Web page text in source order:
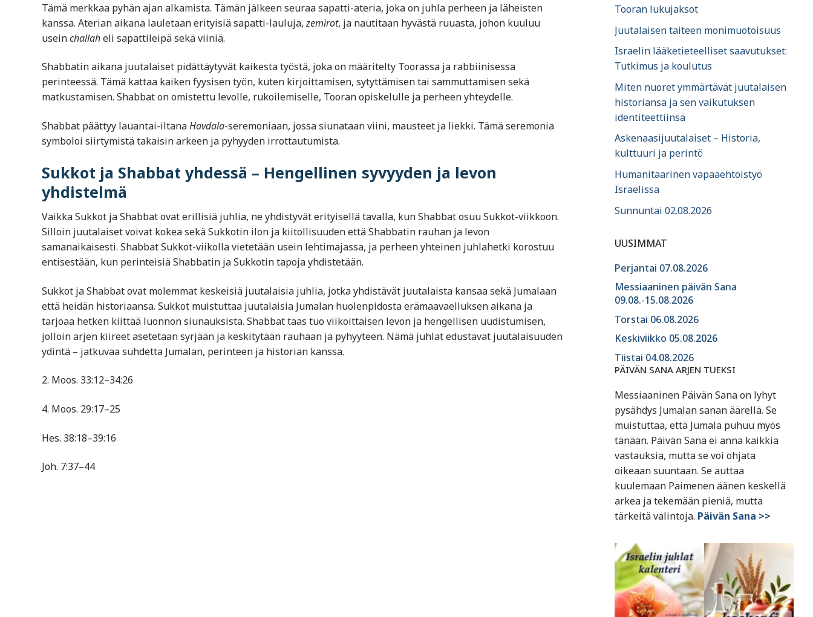
Tämä merkkaa pyhän ajan alkamista. Tämän jälkeen seuraa sapatti-ateria, joka on juhla perheen ja läheisten
kanssa. Aterian aikana lauletaan erityisiä sapatti-lauluja,zemirot, ja nautitaan hyvästä ruuasta, johon kuuluu
useinchallaheli sapattileipä sekä viiniä.
Shabbatin aikana juutalaiset pidättäytyvät kaikesta työstä, joka on määritelty Toorassa ja rabbiinisessa
perinteessä. Tämä kattaa kaiken fyysisen työn, kuten kirjoittamisen, sytyttämisen tai sammuttamisen sekä
matkustamisen. Shabbat on omistettu levolle, rukoilemiselle, Tooran opiskelulle ja perheen yhteydelle.
Shabbat päättyy lauantai-iltanaHavdala-seremoniaan, jossa siunataan viini, mausteet ja liekki. Tämä seremonia
symboloi siirtymistä takaisin arkeen ja pyhyyden irrottautumista.
Sukkot ja Shabbat yhdessä – Hengellinen syvyyden ja levon
yhdistelmä
Vaikka Sukkot ja Shabbat ovat erillisiä juhlia, ne yhdistyvät erityisellä tavalla, kun Shabbat osuu Sukkot-viikkoon.
Silloin juutalaiset voivat kokea sekä Sukkotin ilon ja kiitollisuuden että Shabbatin rauhan ja levon
samanaikaisesti. Shabbat Sukkot-viikolla vietetään usein lehtimajassa, ja perheen yhteinen juhlahetki korostuu
entisestään, kun perinteisiä Shabbatin ja Sukkotin tapoja yhdistetään.
Sukkot ja Shabbat ovat molemmat keskeisiä juutalaisia juhlia, jotka yhdistävät juutalaista kansaa sekä Jumalaan
että heidän historiaansa. Sukkot muistuttaa juutalaisia Jumalan huolenpidosta erämaavaelluksen aikana ja
tarjoaa hetken kiittää luonnon siunauksista. Shabbat taas tuo viikoittaisen levon ja hengellisen uudistumisen,
jolloin arjen kiireet asetetaan syrjään ja keskitytään rauhaan ja pyhyyteen. Nämä juhlat edustavat juutalaisuuden
ydintä – jatkuvaa suhdetta Jumalan, perinteen ja historian kanssa.
2. Moos. 33:12–34:26
4. Moos. 29:17–25
Hes. 38:18–39:16
Joh. 7:37–44
Tooran lukujaksot
Juutalaisen taiteen monimuotoisuus
Israelin lääketieteelliset saavutukset:
Tutkimus ja koulutus
Miten nuoret ymmärtävät juutalaisen
historiansa ja sen vaikutuksen
identiteettiinsä
Askenaasijuutalaiset – Historia,
kulttuuri ja perintö
Humanitaarinen vapaaehtoistyö
Israelissa
Sunnuntai 02.08.2026
UUSIMMAT
Perjantai 07.08.2026
Messiaaninen päivän Sana
09.08.-15.08.2026
Torstai 06.08.2026
Keskiviikko 05.08.2026
Tiistai 04.08.2026
PÄIVÄN SANA ARJEN TUEKSI
Messiaaninen Päivän Sana on lyhyt
pysähdys Jumalan sanan äärellä. Se
muistuttaa, että Jumala puhuu myös
tänään. Päivän Sana ei anna kaikkia
vastauksia, mutta se voi ohjata
oikeaan suuntaan. Se auttaa
kuulemaan Paimenen äänen keskellä
arkea ja tekemään pieniä, mutta
tärkeitä valintoja. Päivän Sana >>